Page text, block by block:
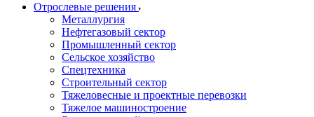
Отрослевые решения
Металлургия
Нефтегазовый сектор
Промышленный сектор
Сельское хозяйство
Спецтехника
Строительный сектор
Тяжеловесные и проектные перевозки
Тяжелое машиностроение